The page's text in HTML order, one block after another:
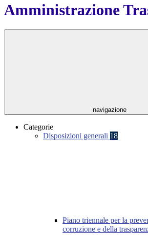
Amministrazione
navigazione
Categorie
Disposizioni generali 18
Piano triennale per la
corruzione e della